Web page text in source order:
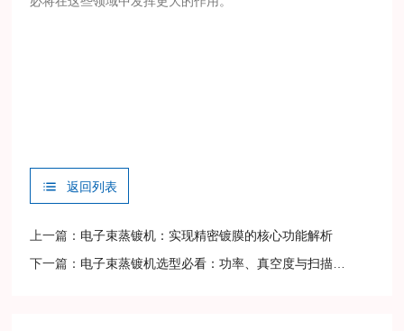
返回列表
上一篇： 电子束蒸镀机：实现精密镀膜的核心功能解析
下一篇： 电子束蒸镀机选型必看：功率、真空度与扫描的三大核心博弈